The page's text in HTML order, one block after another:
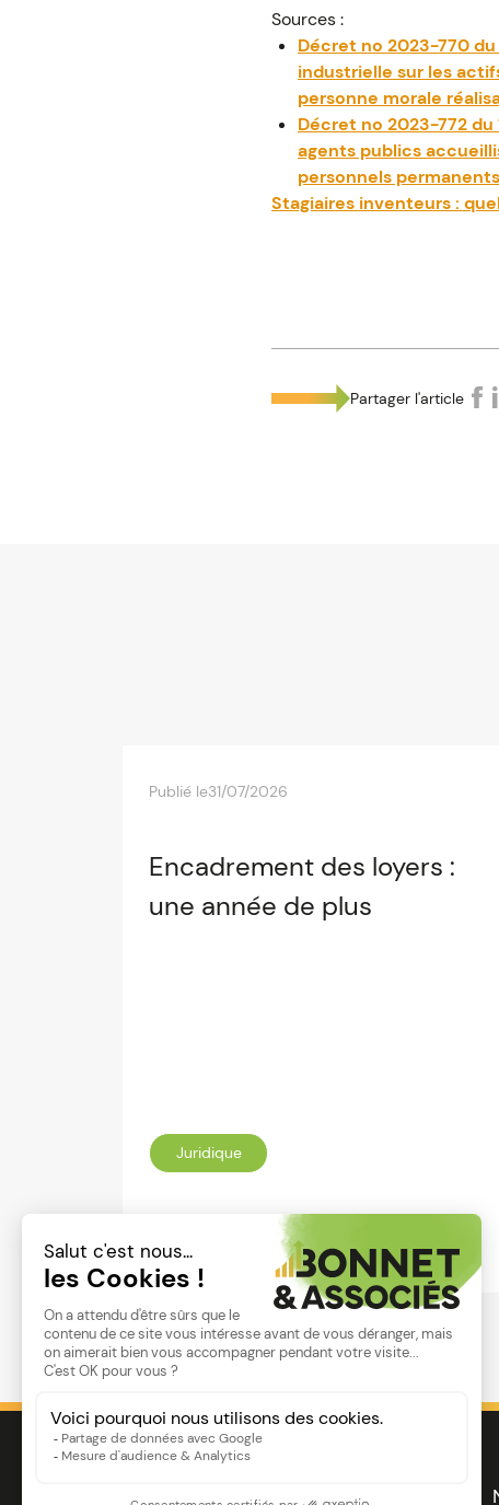
Sources :
Décret no 2023-770
industrielle sur les
personne morale
Décret no 2023-772
agents publics
personnels
Stagiaires inventeurs :
Partager l'article
Publié le31/07/2026
Encadrement des loyers :
une année de plus
Juridique